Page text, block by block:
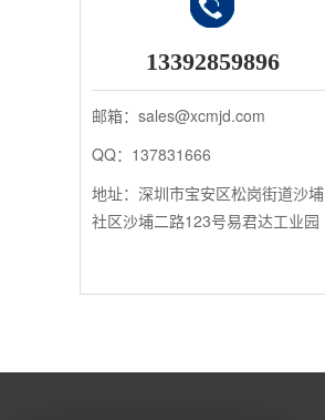
13392859896
邮箱：sales@xcmjd.com
QQ：137831666
地址：深圳市宝安区松岗街道沙埔
社区沙埔二路123号易君达工业园